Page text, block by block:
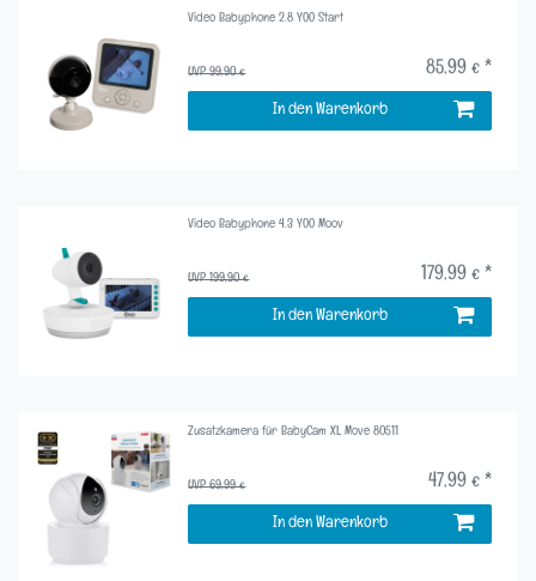
Video Babyphone 2.8 YOO Start
UVP 99,90 € 85,99 € *
In den Warenkorb
Video Babyphone 4.3 YOO Moov
UVP 199,90 € 179,99 € *
In den Warenkorb
Zusatzkamera für BabyCam XL Move 80511
UVP 69,99 € 47,99 € *
In den Warenkorb